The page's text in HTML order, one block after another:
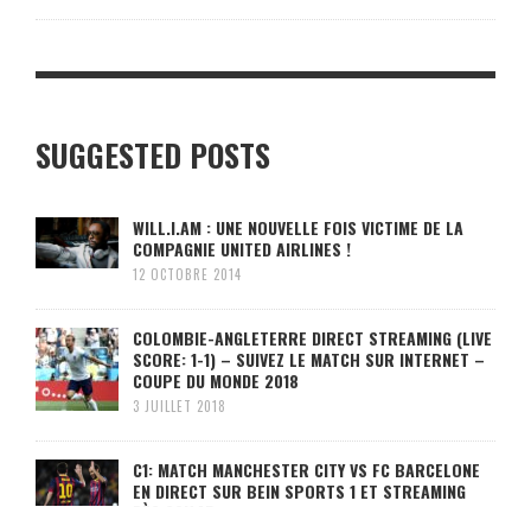
SUGGESTED POSTS
WILL.I.AM : UNE NOUVELLE FOIS VICTIME DE LA
COMPAGNIE UNITED AIRLINES !
12 OCTOBRE 2014
COLOMBIE-ANGLETERRE DIRECT STREAMING (LIVE
SCORE: 1-1) – SUIVEZ LE MATCH SUR INTERNET –
COUPE DU MONDE 2018
3 JUILLET 2018
C1: MATCH MANCHESTER CITY VS FC BARCELONE
EN DIRECT SUR BEIN SPORTS 1 ET STREAMING